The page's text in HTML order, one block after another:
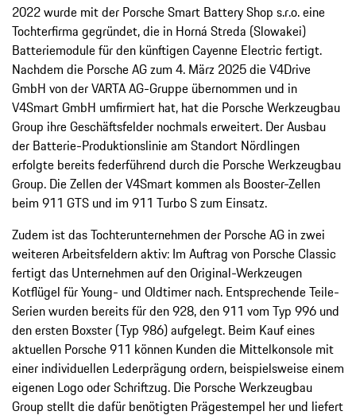
2022 wurde mit der Porsche Smart Battery Shop s.r.o. eine
Tochterfirma gegründet, die in Horná Streda (Slowakei)
Batteriemodule für den künftigen Cayenne Electric fertigt.
Nachdem die Porsche AG zum 4. März 2025 die V4Drive
GmbH von der VARTA AG-Gruppe übernommen und in
V4Smart GmbH umfirmiert hat, hat die Porsche Werkzeugbau
Group ihre Geschäftsfelder nochmals erweitert. Der Ausbau
der Batterie-Produktionslinie am Standort Nördlingen
erfolgte bereits federführend durch die Porsche Werkzeugbau
Group. Die Zellen der V4Smart kommen als Booster-Zellen
beim 911 GTS und im 911 Turbo S zum Einsatz.
Zudem ist das Tochterunternehmen der Porsche AG in zwei
weiteren Arbeitsfeldern aktiv: Im Auftrag von Porsche Classic
fertigt das Unternehmen auf den Original-Werkzeugen
Kotflügel für Young- und Oldtimer nach. Entsprechende Teile-
Serien wurden bereits für den 928, den 911 vom Typ 996 und
den ersten Boxster (Typ 986) aufgelegt. Beim Kauf eines
aktuellen Porsche 911 können Kunden die Mittelkonsole mit
einer individuellen Lederprägung ordern, beispielsweise einem
eigenen Logo oder Schriftzug. Die Porsche Werkzeugbau
Group stellt die dafür benötigten Prägestempel her und liefert